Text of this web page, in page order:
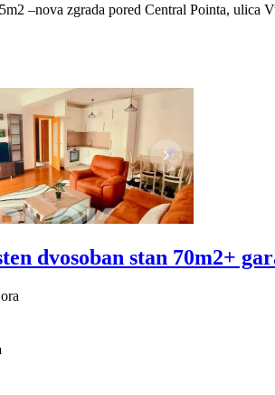
–nova zgrada pored Central Pointa,
dvosoban stan 70m2+